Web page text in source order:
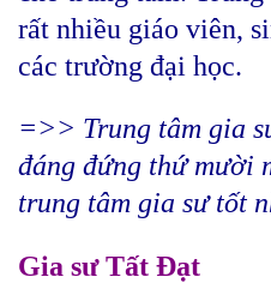
rất nhiều giáo viên,
các trường đại học.
=>> Trung tâm gia
đáng đứng thứ mười
trung tâm gia sư tốt
Gia sư Tất Đạt